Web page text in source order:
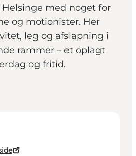
med noget for
og motionister. Her
leg og afslapning i
rammer – et oplagt
og fritid.